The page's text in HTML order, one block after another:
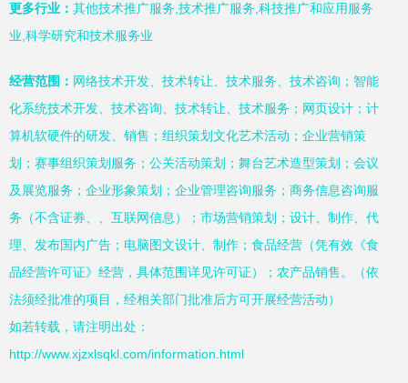
更多行业： 其他技术推广服务,技术推广服务,科技推广和应用服务
业,科学研究和技术服务业
经营范围： 网络技术开发、技术转让、技术服务、技术咨询；智能
化系统技术开发、技术咨询、技术转让、技术服务；网页设计；计
算机软硬件的研发、销售；组织策划文化艺术活动；企业营销策
划；赛事组织策划服务；公关活动策划；舞台艺术造型策划；会议
及展览服务；企业形象策划；企业管理咨询服务；商务信息咨询服
务（不含证券、、互联网信息）；市场营销策划；设计、制作、代
理、发布国内广告；电脑图文设计、制作；食品经营（凭有效《食
品经营许可证》经营，具体范围详见许可证）；农产品销售。（依
法须经批准的项目，经相关部门批准后方可开展经营活动）
如若转载，请注明出处：
http://www.xjzxlsqkl.com/information.html